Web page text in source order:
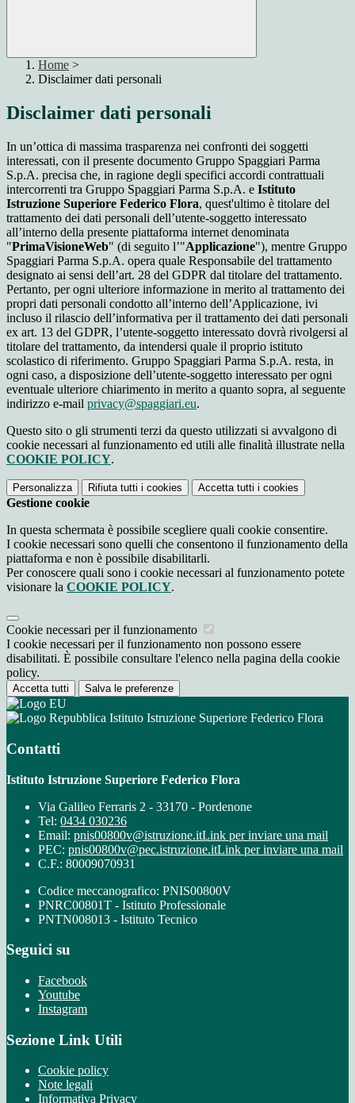
Home >
Disclaimer dati personali
Disclaimer dati personali
In un’ottica di massima trasparenza nei confronti dei soggetti
interessati, con il presente documento Gruppo Spaggiari Parma
S.p.A. precisa che, in ragione degli specifici accordi contrattuali
intercorrenti tra Gruppo Spaggiari Parma S.p.A. e Istituto
Istruzione Superiore Federico Flora, quest'ultimo è titolare del
trattamento dei dati personali dell’utente-soggetto interessato
all’interno della presente piattaforma internet denominata
"PrimaVisioneWeb" (di seguito l’"Applicazione"), mentre Gruppo
Spaggiari Parma S.p.A. opera quale Responsabile del trattamento
designato ai sensi dell’art. 28 del GDPR dal titolare del trattamento.
Pertanto, per ogni ulteriore informazione in merito al trattamento dei
propri dati personali condotto all’interno dell’Applicazione, ivi
incluso il rilascio dell’informativa per il trattamento dei dati personali
ex art. 13 del GDPR, l’utente-soggetto interessato dovrà rivolgersi al
titolare del trattamento, da intendersi quale il proprio istituto
scolastico di riferimento. Gruppo Spaggiari Parma S.p.A. resta, in
ogni caso, a disposizione dell’utente-soggetto interessato per ogni
eventuale ulteriore chiarimento in merito a quanto sopra, al seguente
indirizzo e-mail privacy@spaggiari.eu.
Questo sito o gli strumenti terzi da questo utilizzati si avvalgono di
cookie necessari al funzionamento ed utili alle finalità illustrate nella
COOKIE POLICY.
Personalizza Rifiuta tutti i cookies Accetta tutti i cookies
Gestione cookie
In questa schermata è possibile scegliere quali cookie consentire.
I cookie necessari sono quelli che consentono il funzionamento della
piattaforma e non è possibile disabilitarli.
Per conoscere quali sono i cookie necessari al funzionamento potete
visionare la COOKIE POLICY.
Cookie necessari per il funzionamento
I cookie necessari per il funzionamento non possono essere
disabilitati. È possibile consultare l'elenco nella pagina della cookie
policy.
Accetta tutti Salva le preferenze
Istituto Istruzione Superiore Federico Flora
Contatti
Istituto Istruzione Superiore Federico Flora
Via Galileo Ferraris 2 - 33170 - Pordenone
Tel: 0434 030236
Email: pnis00800v@istruzione.itLink per inviare una mail
PEC: pnis00800v@pec.istruzione.itLink per inviare una mail
C.F.: 80009070931
Codice meccanografico: PNIS00800V
PNRC00801T - Istituto Professionale
PNTN008013 - Istituto Tecnico
Seguici su
Facebook
Youtube
Instagram
Sezione Link Utili
Cookie policy
Note legali
Informativa Privacy